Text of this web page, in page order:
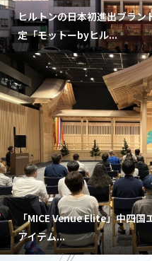
ヒルトンの日本初進出ブラン
定「モットーbyヒル...
「MICE Venue Elite」中四
アイテム...